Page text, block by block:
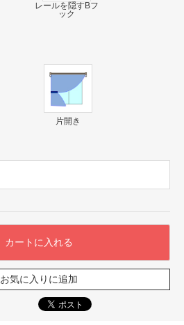
レールを隠すBフ
ック
片開き
お気に入りに追加